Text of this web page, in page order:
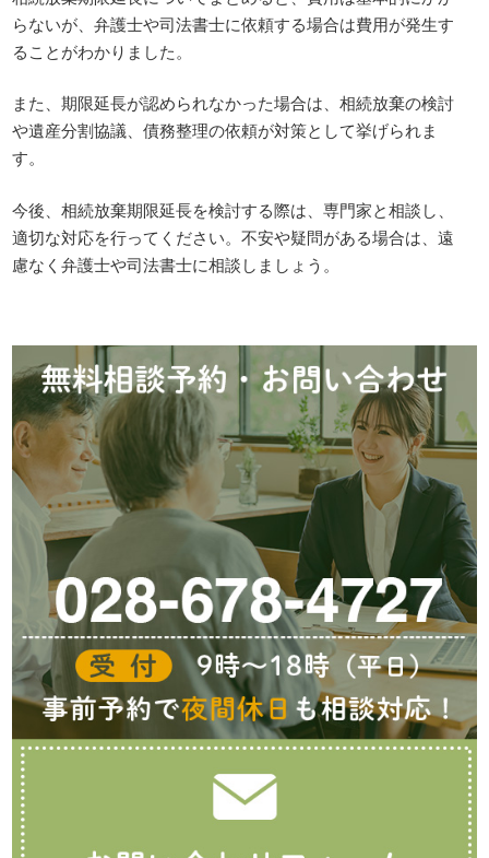
らないが、弁護士や司法書士に依頼する場合は費用が発生す
ることがわかりました。
また、期限延長が認められなかった場合は、相続放棄の検討
や遺産分割協議、債務整理の依頼が対策として挙げられま
す。
今後、相続放棄期限延長を検討する際は、専門家と相談し、
適切な対応を行ってください。不安や疑問がある場合は、遠
慮なく弁護士や司法書士に相談しましょう。